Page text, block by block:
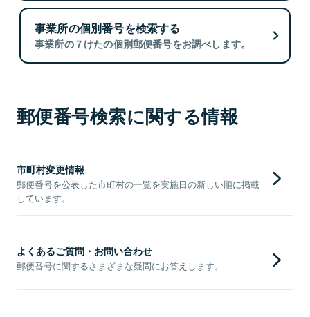
事業所の個別番号を検索する
事業所の７けたの個別郵便番号をお調べします。
郵便番号検索に関する情報
市町村変更情報
郵便番号を公表した市町村の一覧を実施日の新しい順に掲載
しています。
よくあるご質問・お問い合わせ
郵便番号に関するさまざまな疑問にお答えします。